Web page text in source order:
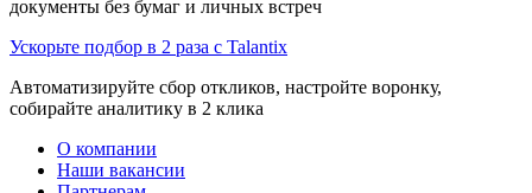
документы без бумаг и личных встреч
Ускорьте подбор в 2 раза с Talantix
Автоматизируйте сбор откликов, настройте воронку,
собирайте аналитику в 2 клика
О компании
Наши вакансии